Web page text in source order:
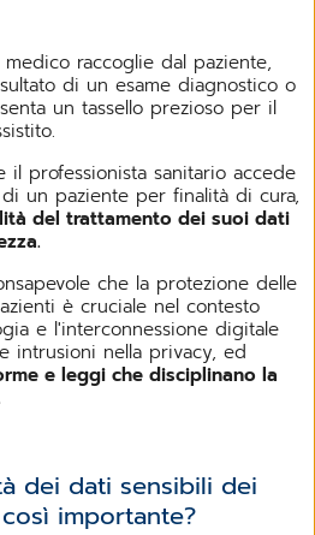
raccoglie dal paziente,
di un esame diagnostico o
un tassello prezioso per il
il professionista sanitario accede
un paziente per finalità di cura,
del trattamento dei suoi dati
che la protezione delle
è cruciale nel contesto
e l'interconnessione digitale
intrusioni nella privacy, ed
e leggi che disciplinano la
dei dati sensibili dei
importante?